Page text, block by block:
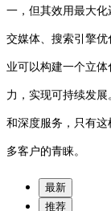
一，但其效用最大
交媒体、搜索引擎
业可以构建一个立
力，实现可持续发
和深度服务，只有
多客户的青睐。
最新
推荐